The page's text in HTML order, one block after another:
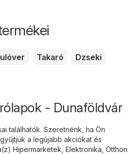
Takaró
Dzseki
- Dunaföldvár
találhatók. Szeretnénk, ha Ön
a legújabb akciókat és
Hipermarketek Elektronika Otthon